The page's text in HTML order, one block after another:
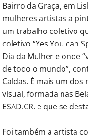
Bairro da Graça, em
mulheres artistas a
um trabalho coletivo
coletivo “Yes You can
Dia da Mulher e onde
de todo o mundo”,
Caldas. É mais um
visual, formada nas
ESAD.CR. e que se
Foi também a artista